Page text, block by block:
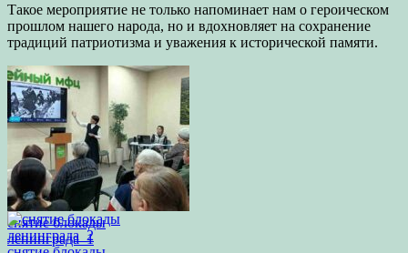
Такое мероприятие не только напоминает нам о героическом
прошлом нашего народа, но и вдохновляет на сохранение
традиций патриотизма и уважения к исторической памяти.
снятие блокады
ленинграда_1